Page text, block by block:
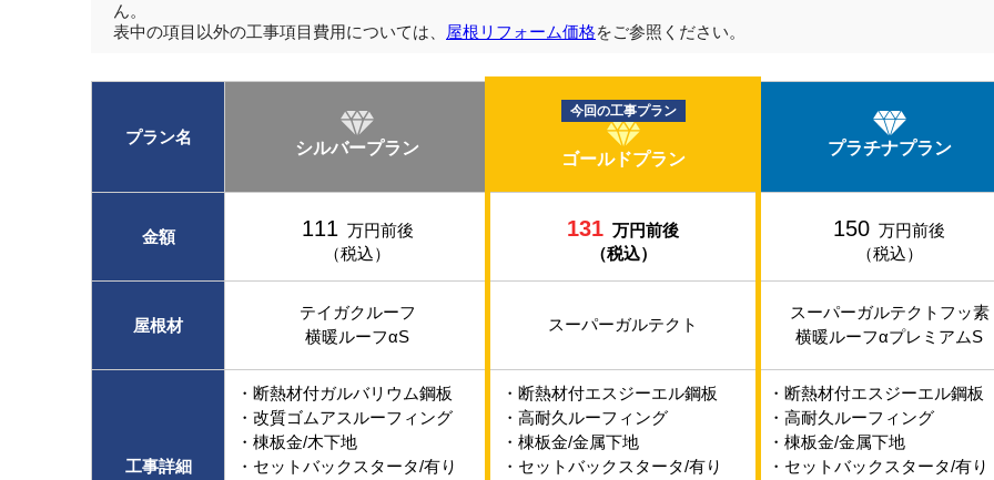
ん。
表中の項目以外の工事項目費用については、
屋根リフォーム価格をご参照ください。
プラン名
シルバープラン
今回の工事プラン
ゴールドプラン
プラチナプラン
金額 111 万円前後
（税込）
131 万円前後
（税込）
150 万円前後
（税込）
屋根材
テイガクルーフ
横暖ルーフαS
スーパーガルテクト
スーパーガルテクトフッ素
横暖ルーフαプレミアムS
工事詳細
・断熱材付ガルバリウム鋼板
・改質ゴムアスルーフィング
・棟板金/木下地
・セットバックスタータ/有り
・断熱材付エスジーエル鋼板
・高耐久ルーフィング
・棟板金/金属下地
・セットバックスタータ/有り
・断熱材付エスジーエル鋼板
・高耐久ルーフィング
・棟板金/金属下地
・セットバックスタータ/有り